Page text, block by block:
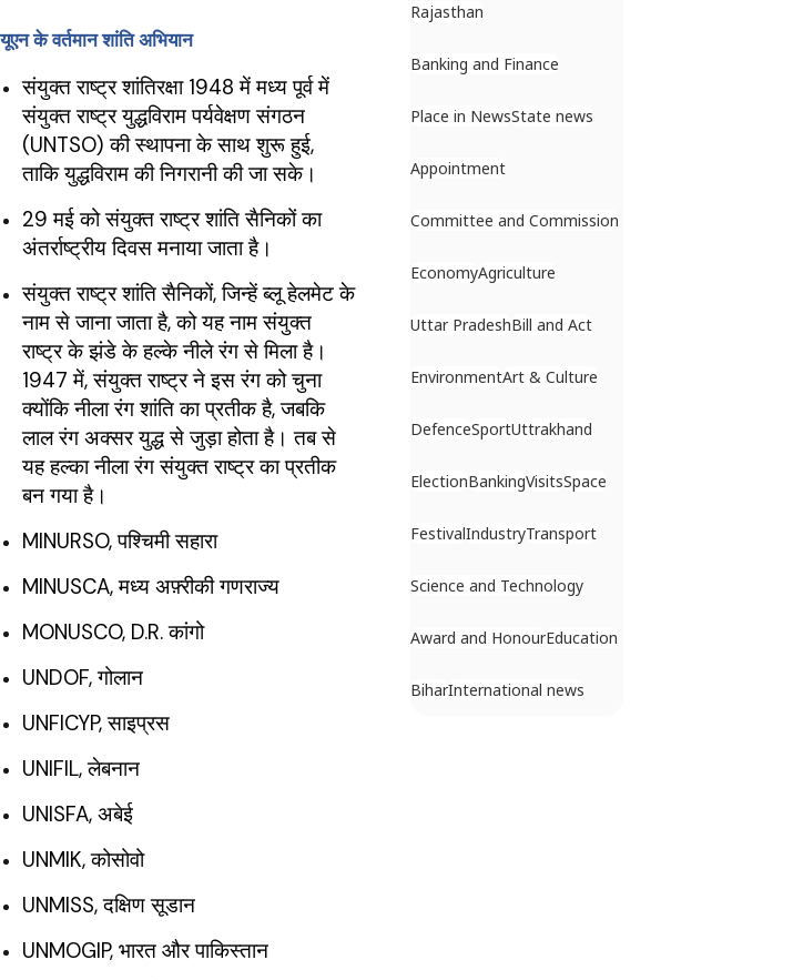
यूएन के वर्तमान शांति अभियान
संयुक्त राष्ट्र शांतिरक्षा 1948 में मध्य पूर्व में
संयुक्त राष्ट्र युद्धविराम पर्यवेक्षण संगठन
(UNTSO) की स्थापना के साथ शुरू हुई,
ताकि युद्धविराम की निगरानी की जा सके।
29 मई को संयुक्त राष्ट्र शांति सैनिकों का
अंतर्राष्ट्रीय दिवस मनाया जाता है।
संयुक्त राष्ट्र शांति सैनिकों, जिन्हें ब्लू हेलमेट के
नाम से जाना जाता है, को यह नाम संयुक्त
राष्ट्र के झंडे के हल्के नीले रंग से मिला है।
1947 में, संयुक्त राष्ट्र ने इस रंग को चुना
क्योंकि नीला रंग शांति का प्रतीक है, जबकि
लाल रंग अक्सर युद्ध से जुड़ा होता है। तब से
यह हल्का नीला रंग संयुक्त राष्ट्र का प्रतीक
बन गया है।
MINURSO, पश्चिमी सहारा
MINUSCA, मध्य अफ़्रीकी गणराज्य
MONUSCO, D.R. कांगो
UNDOF, गोलान
UNFICYP, साइप्रस
UNIFIL, लेबनान
UNISFA, अबेई
UNMIK, कोसोवो
UNMISS, दक्षिण सूडान
UNMOGIP, भारत और पाकिस्तान
Rajasthan
Banking and Finance
Place in NewsState news
Appointment
Committee and Commission
EconomyAgriculture
Uttar PradeshBill and Act
EnvironmentArt & Culture
DefenceSportUttrakhand
ElectionBankingVisitsSpace
FestivalIndustryTransport
Science and Technology
Award and HonourEducation
BiharInternational news